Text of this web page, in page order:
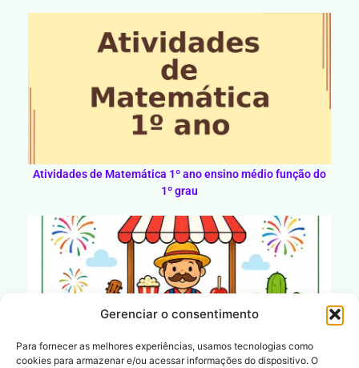
Gerenciar o consentimento
Para fornecer as melhores experiências, usamos tecnologias como
cookies para armazenar e/ou acessar informações do dispositivo. O
Atividades de Matemática 1º ano ensino médio função do
1º grau